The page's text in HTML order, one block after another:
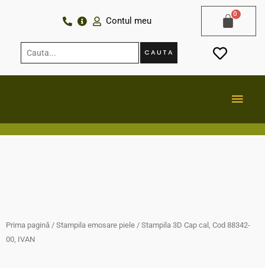
Contul meu
Cauta... CAUTA
Prima pagină / Stampila emosare piele / Stampila 3D Cap cal, Cod 88342-
00, IVAN